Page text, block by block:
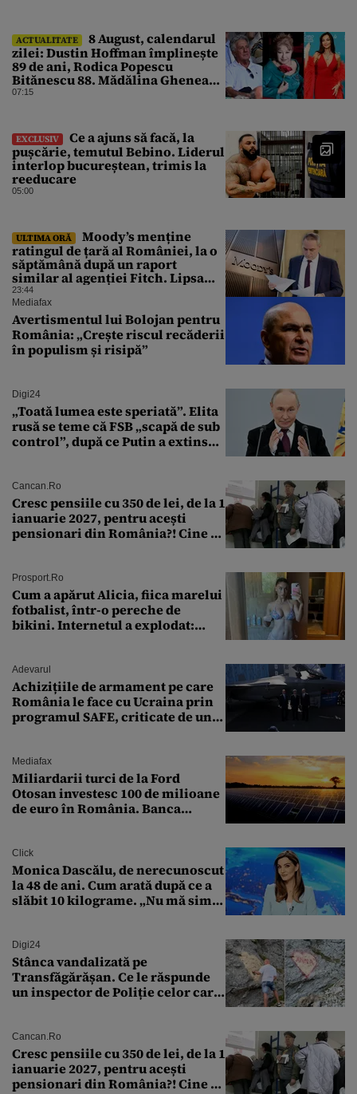
ACTUALITATE
8 August, calendarul
zilei: Dustin Hoffman împlinește
89 de ani, Rodica Popescu
Bitănescu 88. Mădălina Ghenea
face 39 de ani
07:15
EXCLUSIV
Ce a ajuns să facă, la
pușcărie, temutul Bebino. Liderul
interlop bucureștean, trimis la
reeducare
05:00
ULTIMA ORĂ
Moody’s menține
ratingul de țară al României, la o
săptămână după un raport
similar al agenției Fitch. Lipsa
unui guvern cu puteri depline,
principala vulnerabilitate din
raport
23:44
Mediafax
Avertismentul lui Bolojan pentru
România: „Crește riscul recăderii
în populism și risipă”
Digi24
„Toată lumea este speriată”. Elita
rusă se teme că FSB „scapă de sub
control”, după ce Putin a extins
Cancan.ro
Cresc pensiile cu 350 de lei, de la 1
ianuarie 2027, pentru acești
pensionari din România?! Cine se
Prosport.ro
Cum a apărut Alicia, fiica marelui
fotbalist, într-o pereche de
bikini. Internetul a explodat:
Adevarul
Achizițiile de armament pe care
România le face cu Ucraina prin
programul SAFE, criticate de un
Mediafax
Miliardarii turci de la Ford
Otosan investesc 100 de milioane
de euro în România. Banca
Click
Monica Dascălu, de nerecunoscut
la 48 de ani. Cum arată după ce a
slăbit 10 kilograme. „Nu mă simt
Digi24
Stânca vandalizată pe
Transfăgărășan. Ce le răspunde
un inspector de Poliție celor care
Cancan.ro
Cresc pensiile cu 350 de lei, de la 1
ianuarie 2027, pentru acești
pensionari din România?! Cine se